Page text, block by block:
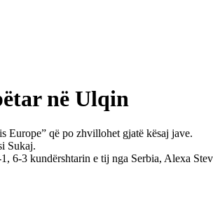
në Ulqin
Europe” që po zhvillohet gjatë kësaj jave.
Sukaj.
6-3 kundërshtarin e tij nga Serbia, Alexa